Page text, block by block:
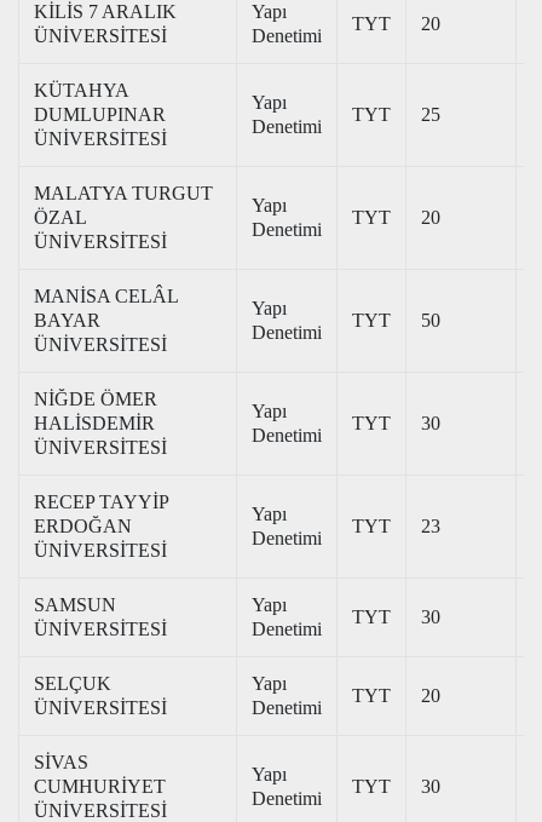
KİLİS 7 ARALIK
ÜNİVERSİTESİ
Yapı
Denetimi
TYT 20
KÜTAHYA
DUMLUPINAR
ÜNİVERSİTESİ
Yapı
Denetimi
TYT 25
MALATYA TURGUT
ÖZAL
ÜNİVERSİTESİ
Yapı
Denetimi
TYT 20
MANİSA CELÂL
BAYAR
ÜNİVERSİTESİ
Yapı
Denetimi
TYT 50
NİĞDE ÖMER
HALİSDEMİR
ÜNİVERSİTESİ
Yapı
Denetimi
TYT 30
RECEP TAYYİP
ERDOĞAN
ÜNİVERSİTESİ
Yapı
Denetimi
TYT 23
SAMSUN
ÜNİVERSİTESİ
Yapı
Denetimi
TYT 30
SELÇUK
ÜNİVERSİTESİ
Yapı
Denetimi
TYT 20
SİVAS
CUMHURİYET
ÜNİVERSİTESİ
Yapı
Denetimi
TYT 30